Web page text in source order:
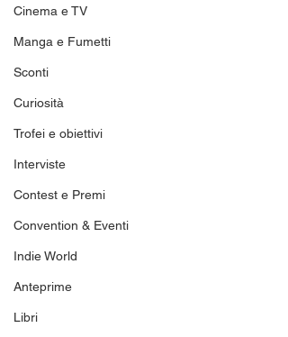
Cinema e TV
Manga e Fumetti
Sconti
Curiosità
Trofei e obiettivi
Interviste
Contest e Premi
Convention & Eventi
Indie World
Anteprime
Libri